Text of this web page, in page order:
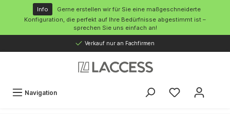
springen
Info
Gerne erstellen wir für Sie eine maßgeschneiderte
Konfiguration, die perfekt auf Ihre Bedürfnisse abgestimmt ist –
sprechen Sie uns einfach an!
Verkauf nur an Fachfirmen
Navigation